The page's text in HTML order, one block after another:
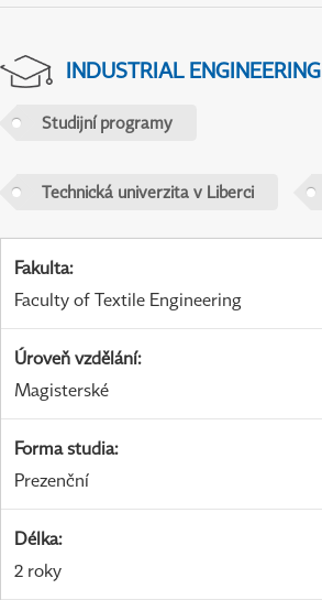
INDUSTRIAL ENGINEERING
Studijní programy
Technická univerzita v Liberci
Fakulta:
Faculty of Textile Engineering
Úroveň vzdělání:
Magisterské
Forma studia:
Prezenční
Délka:
2 roky